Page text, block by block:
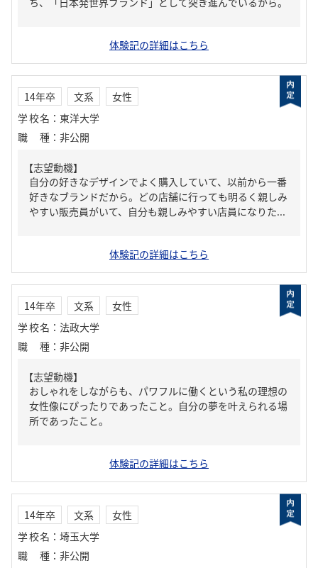
体験記の詳細はこちら
14年卒 文系
女性
学校名 ： 東洋大学
職種 ： 非公開
【志望動機】
自分の好きなデザインでよく購入していて、以前から一番
好きなブランドだから。どの店舗に行っても明るく親しみ
やすい販売員がいて、自分も親しみやすい店員になりた...
体験記の詳細はこちら
14年卒 文系
女性
学校名 ： 法政大学
職種 ： 非公開
【志望動機】
おしゃれをしながらも、パワフルに働くという私の理想の
女性像にぴったりであったこと。自分の夢を叶えられる場
所であったこと。
体験記の詳細はこちら
14年卒 文系
女性
学校名 ： 埼玉大学
職種 ： 非公開